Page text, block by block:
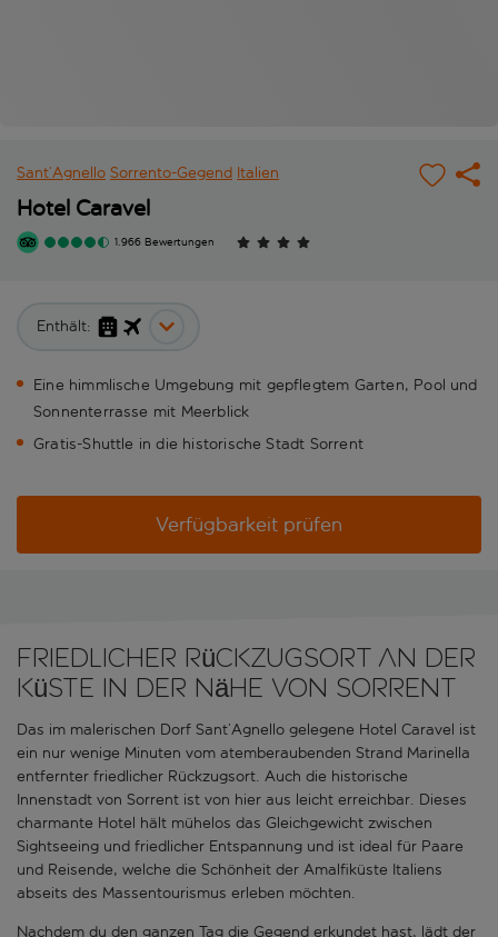
Sant’Agnello Sorrento-Gegend Italien
Hotel Caravel
1.966 Bewertungen
Enthält:
Eine himmlische Umgebung mit gepflegtem Garten, Pool und
Sonnenterrasse mit Meerblick
Gratis-Shuttle in die historische Stadt Sorrent
Verfügbarkeit prüfen
Friedlicher Rückzugsort an der
Küste in der Nähe von Sorrent
Das im malerischen Dorf Sant’Agnello gelegene Hotel Caravel ist
ein nur wenige Minuten vom atemberaubenden Strand Marinella
entfernter friedlicher Rückzugsort. Auch die historische
Innenstadt von Sorrent ist von hier aus leicht erreichbar. Dieses
charmante Hotel hält mühelos das Gleichgewicht zwischen
Sightseeing und friedlicher Entspannung und ist ideal für Paare
und Reisende, welche die Schönheit der Amalfiküste Italiens
abseits des Massentourismus erleben möchten.
Nachdem du den ganzen Tag die Gegend erkundet hast, lädt der